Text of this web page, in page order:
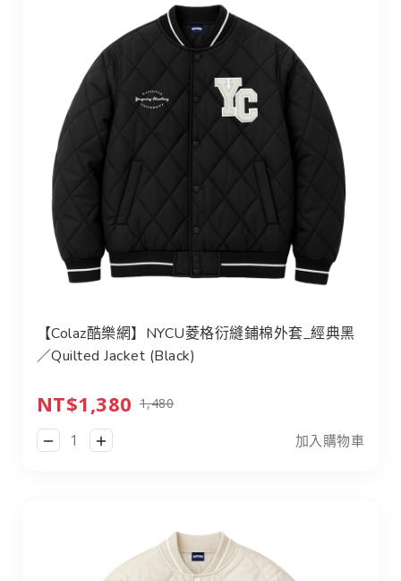
【Colaz酷樂網】NYCU菱格衍縫鋪棉外套_經典黑
／Quilted Jacket (Black)
NT$1,380 1,480
加入購物車